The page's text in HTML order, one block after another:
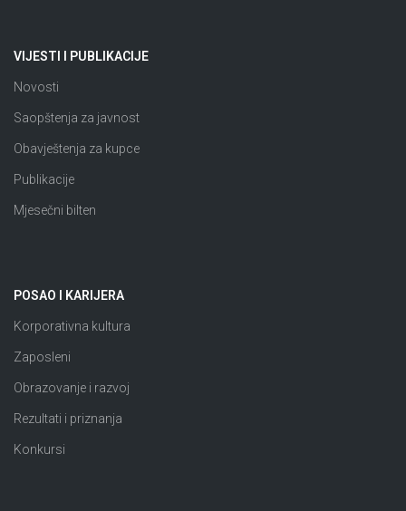
VIJESTI I PUBLIKACIJE
Novosti
Saopštenja za javnost
Obavještenja za kupce
Publikacije
Mjesečni bilten
POSAO I KARIJERA
Korporativna kultura
Zaposleni
Obrazovanje i razvoj
Rezultati i priznanja
Konkursi